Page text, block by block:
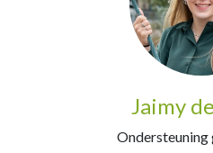
Jaimy
Ondersteuning